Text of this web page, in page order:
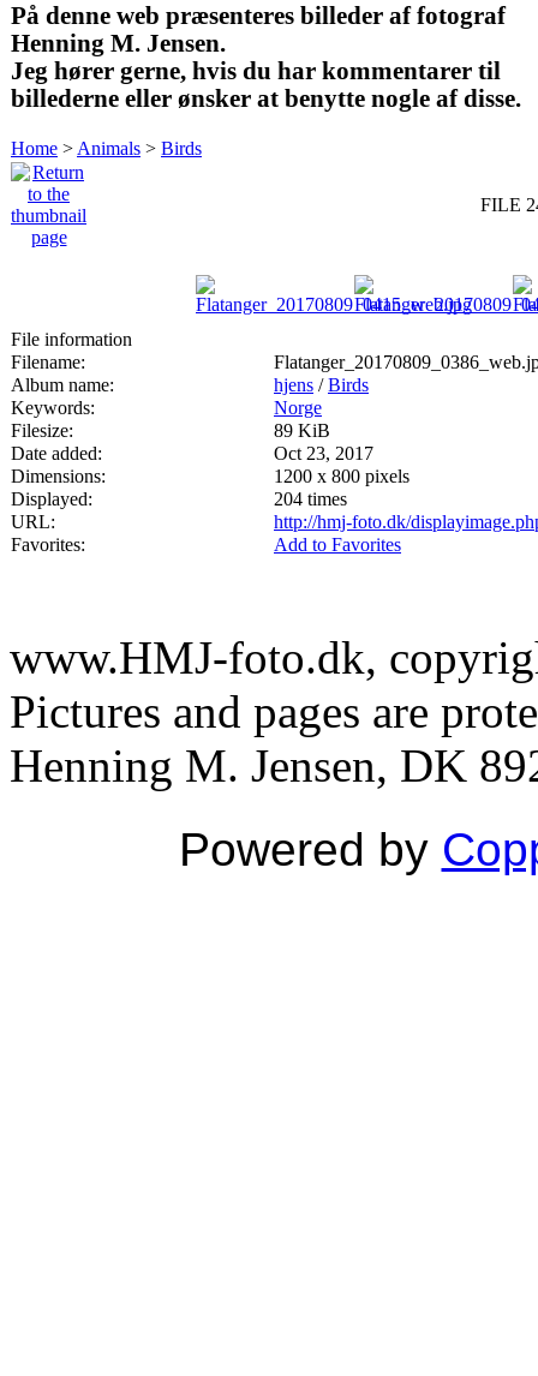
På denne web præsenteres billeder af fotograf
Henning M. Jensen.
Jeg hører gerne, hvis du har kommentarer til
billederne eller ønsker at benytte nogle af disse.
Home > Animals > Birds
FILE
File information
Filename:
Album name:
hjens /Birds
Keywords:
Norge
Filesize:
89 KiB
Date added:
Oct 23, 2017
Dimensions:
1200 x 800 pixels
Displayed:
204 times
URL:
http://hmj-foto.dk/
Favorites:
Add to Favorites
www.HMJ-foto.dk,
Pictures and pages are
Henning M. Jensen, DK
Powered by